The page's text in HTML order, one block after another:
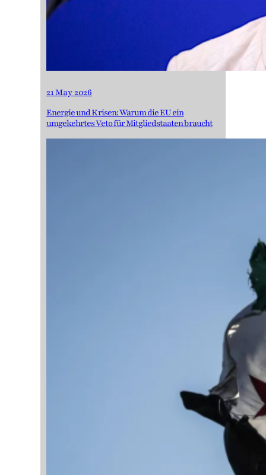
21 May 2026
Energie und Krisen: Warum die EU ein
umgekehrtes Veto für Mitgliedstaaten braucht